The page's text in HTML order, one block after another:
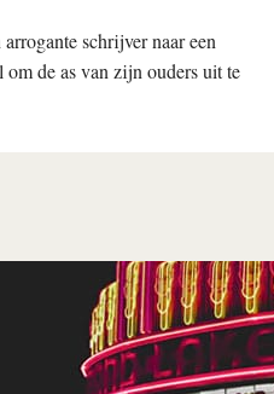
schrijver naar een
om de as van zijn ouders uit te